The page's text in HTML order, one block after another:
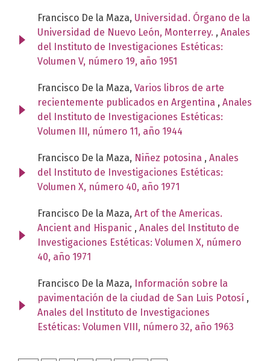
Francisco De la Maza, Universidad. Órgano de la
Universidad de Nuevo León, Monterrey. , Anales
del Instituto de Investigaciones Estéticas:
Volumen V, número 19, año 1951
Francisco De la Maza, Varios libros de arte
recientemente publicados en Argentina , Anales
del Instituto de Investigaciones Estéticas:
Volumen III, número 11, año 1944
Francisco De la Maza, Niñez potosina , Anales
del Instituto de Investigaciones Estéticas:
Volumen X, número 40, año 1971
Francisco De la Maza, Art of the Americas.
Ancient and Hispanic , Anales del Instituto de
Investigaciones Estéticas: Volumen X, número
40, año 1971
Francisco De la Maza, Información sobre la
pavimentación de la ciudad de San Luis Potosí ,
Anales del Instituto de Investigaciones
Estéticas: Volumen VIII, número 32, año 1963